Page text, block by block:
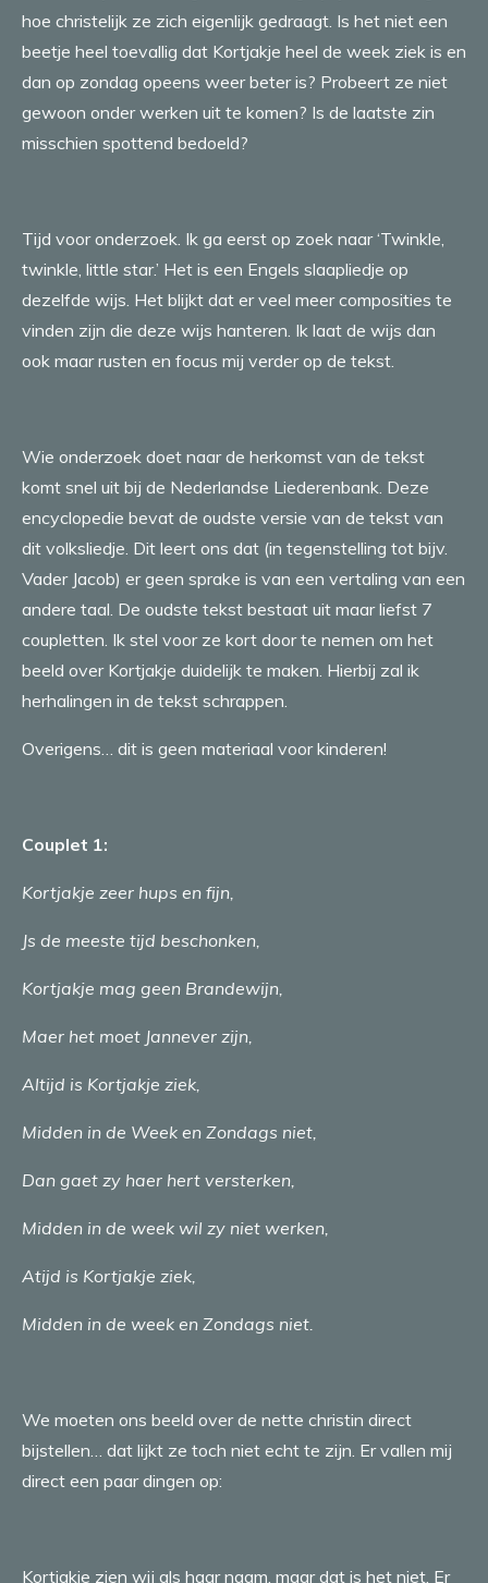
hoe christelijk ze zich eigenlijk gedraagt. Is het niet een
beetje heel toevallig dat Kortjakje heel de week ziek is en
dan op zondag opeens weer beter is? Probeert ze niet
gewoon onder werken uit te komen? Is de laatste zin
misschien spottend bedoeld?
Tijd voor onderzoek. Ik ga eerst op zoek naar ‘Twinkle,
twinkle, little star.’ Het is een Engels slaapliedje op
dezelfde wijs. Het blijkt dat er veel meer composities te
vinden zijn die deze wijs hanteren. Ik laat de wijs dan
ook maar rusten en focus mij verder op de tekst.
Wie onderzoek doet naar de herkomst van de tekst
komt snel uit bij de Nederlandse Liederenbank. Deze
encyclopedie bevat de oudste versie van de tekst van
dit volksliedje. Dit leert ons dat (in tegenstelling tot bijv.
Vader Jacob) er geen sprake is van een vertaling van een
andere taal. De oudste tekst bestaat uit maar liefst 7
coupletten. Ik stel voor ze kort door te nemen om het
beeld over Kortjakje duidelijk te maken. Hierbij zal ik
herhalingen in de tekst schrappen.
Overigens… dit is geen materiaal voor kinderen!
Couplet 1:
Kortjakje zeer hups en fijn,
Js de meeste tijd beschonken,
Kortjakje mag geen Brandewijn,
Maer het moet Jannever zijn,
Altijd is Kortjakje ziek,
Midden in de Week en Zondags niet,
Dan gaet zy haer hert versterken,
Midden in de week wil zy niet werken,
Atijd is Kortjakje ziek,
Midden in de week en Zondags niet.
We moeten ons beeld over de nette christin direct
bijstellen… dat lijkt ze toch niet echt te zijn. Er vallen mij
direct een paar dingen op:
Kortjakje zien wij als haar naam, maar dat is het niet. Er